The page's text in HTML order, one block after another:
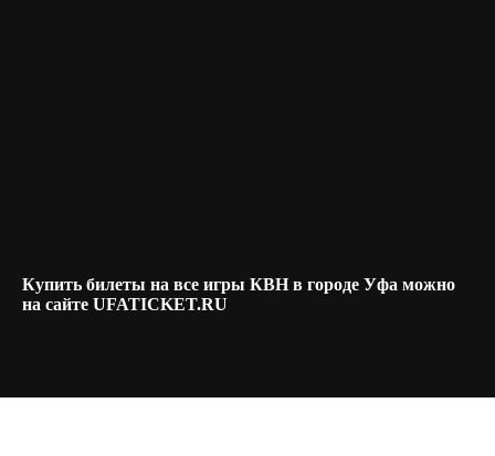
Купить билеты на все игры КВН в городе Уфа можно
на сайте UFATICKET.RU